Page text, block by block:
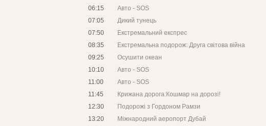
06:15
Авто - SOS
07:05
Дикий тунець
07:50
Екстремальний експрес
08:35
Екстремальна подорож: Друга світова війна
09:25
Осушити океан
10:10
Авто - SOS
11:00
Авто - SOS
11:45
Крижана дорога:Кошмар на дорозі!
12:30
Подорожі з Гордоном Рамзи
13:20
Міжнародний аеропорт Дубай